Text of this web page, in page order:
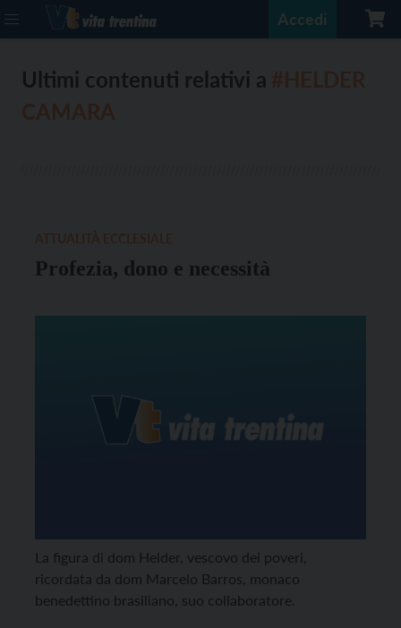
Accedi
Ultimi contenuti relativi a
Profezia, dono e necessità
La figura di dom Helder, vescovo dei poveri,
ricordata da dom Marcelo Barros, monaco
benedettino brasiliano, suo collaboratore.